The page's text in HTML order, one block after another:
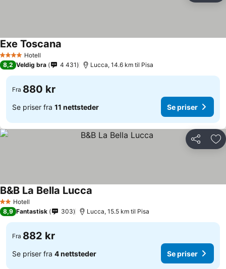
4 StjernerHotell
Exe Toscana
8,2 Veldig bra 4 431 Lucca, 14.6 km til Pisa
Fra 880 kr
Se priser fra 11 nettsteder Se priser
Del
2 Stjerner
Hotell
B&B La Bella Lucca
8,9 Fantastisk 303 Lucca, 15.5 km til Pisa
Fra 882 kr
Se priser fra 4 nettsteder Se priser